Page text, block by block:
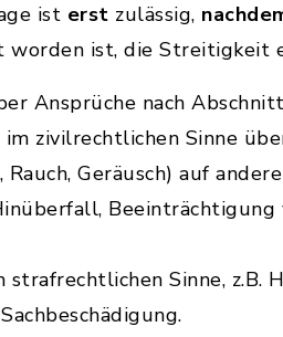
ist erst zulässig,
worden ist, die Streitigkeit
Ansprüche nach
zivilrechtlichen Sinne
Rauch, Geräusch) auf
Sinne, z.B.